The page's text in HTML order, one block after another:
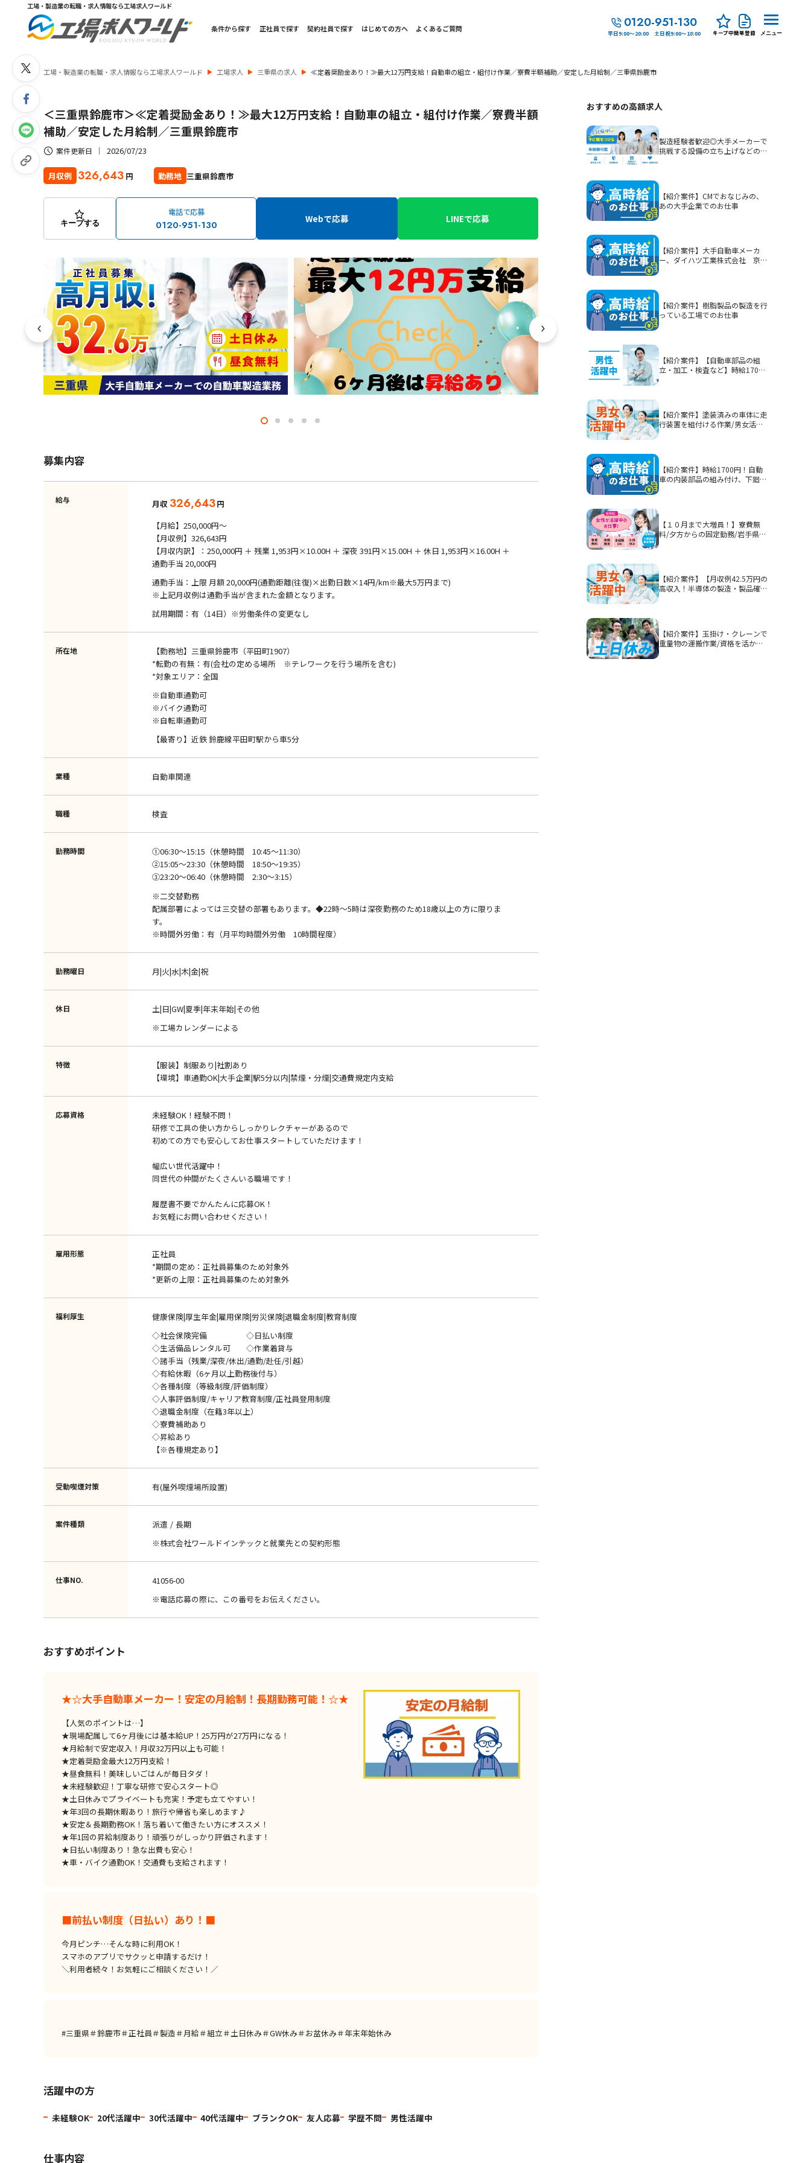
工場・製造業の転職・求人情報なら工場求人ワールド
条件から探す 正社員で探す 契約社員で探す はじめての方へ よくあるご質問 0120-951-130
平日9:00～20:00 土日祝9:00～18:00 キープ中簡単登録 メニュー
工場・製造業の転職・求人情報なら工場求人ワールド 工場求人 三重県の求人 ≪定着奨励金あり！≫最大12万円支給！自動車の組立・組付け作業／寮費半額補助／安定した月給制／三重県鈴鹿市
＜三重県鈴鹿市＞≪定着奨励金あり！≫最大12万円支給！自動車の組立・組付け作業／寮費半額
補助／安定した月給制／三重県鈴鹿市
案件更新日 2026/07/23
月収例 326,643 円 勤務地 三重県鈴鹿市
キープする
電話で応募
0120-951-130 Webで応募 LINEで応募
募集内容
給与 月収 326,643円
【月給】250,000円～
【月収例】326,643円
【月収内訳】：250,000円 ＋ 残業 1,953円×10.00H ＋ 深夜 391円×15.00H ＋ 休日 1,953円×16.00H ＋
通勤手当 20,000円
通勤手当：上限 月額 20,000円(通勤距離(往復)×出勤日数×14円/km※最大5万円まで)
※上記月収例は通勤手当が含まれた金額となります。
試用期間：有（14日）※労働条件の変更なし
所在地
【勤務地】三重県鈴鹿市（平田町1907）
*転勤の有無：有(会社の定める場所 ※テレワークを行う場所を含む)
*対象エリア：全国
※自動車通勤可
※バイク通勤可
※自転車通勤可
【最寄り】近鉄 鈴鹿線平田町駅から車5分
業種 自動車関連
職種 検査
勤務時間
①06:30～15:15（休憩時間 10:45～11:30）
②15:05～23:30（休憩時間 18:50～19:35）
③23:20～06:40（休憩時間 2:30～3:15）
※二交替勤務
配属部署によっては三交替の部署もあります。◆22時～5時は深夜勤務のため18歳以上の方に限りま
す。
※時間外労働：有（月平均時間外労働 10時間程度）
勤務曜日 月|火|水|木|金|祝
休日
土|日|GW|夏季|年末年始|その他
※工場カレンダーによる
特徴
【服装】制服あり|社割あり
【環境】車通勤OK|大手企業|駅5分以内|禁煙・分煙|交通費規定内支給
応募資格
未経験OK！経験不問！
研修で工具の使い方からしっかりレクチャーがあるので
初めての方でも安心してお仕事スタートしていただけます！
幅広い世代活躍中！
同世代の仲間がたくさんいる職場です！
履歴書不要でかんたんに応募OK！
お気軽にお問い合わせください！
雇用形態
正社員
*期間の定め：正社員募集のため対象外
*更新の上限：正社員募集のため対象外
福利厚生
健康保険|厚生年金|雇用保険|労災保険|退職金制度|教育制度
◇社会保険完備 ◇日払い制度
◇生活備品レンタル可 ◇作業着貸与
◇諸手当（残業/深夜/休出/通勤/赴任/引越）
◇有給休暇（6ヶ月以上勤務後付与）
◇各種制度（等級制度/評価制度）
◇人事評価制度/キャリア教育制度/正社員登用制度
◇退職金制度（在籍3年以上）
◇寮費補助あり
◇昇給あり
【※各種規定あり】
受動喫煙対策 有(屋外喫煙場所設置)
案件種類 派遣
長期
※株式会社ワールドインテックと就業先との契約形態
仕事NO.
41056-00
※電話応募の際に、この番号をお伝えください。
おすすめポイント
★☆大手自動車メーカー！安定の月給制！長期勤務可能！☆★
【人気のポイントは…】
★現場配属して6ヶ月後には基本給UP！25万円が27万円になる！
★月給制で安定収入！月収32万円以上も可能！
★定着奨励金最大12万円支給！
★昼食無料！美味しいごはんが毎日タダ！
★未経験歓迎！丁寧な研修で安心スタート◎
★土日休みでプライベートも充実！予定も立てやすい！
★年3回の長期休暇あり！旅行や帰省も楽しめます♪
★安定＆長期勤務OK！落ち着いて働きたい方にオススメ！
★年1回の昇給制度あり！頑張りがしっかり評価されます！
★日払い制度あり！急な出費も安心！
★車・バイク通勤OK！交通費も支給されます！
■前払い制度（日払い）あり！■
今月ピンチ…そんな時に利用OK！
スマホのアプリでサクッと申請するだけ！
＼利用者続々！お気軽にご相談ください！／
#三重県＃鈴鹿市＃正社員＃製造＃月給＃組立＃土日休み＃GW休み＃お盆休み＃年末年始休み
活躍中の方
未経験OK 20代活躍中 30代活躍中 40代活躍中 ブランクOK 友人応募 学歴不問 男性活躍中
仕事内容
おすすめの高額求人
製造経験者歓迎◎大手メーカーで
挑戦する設備の立ち上げなどの生
【紹介案件】CMでおなじみの、
あの大手企業でのお仕事
【紹介案件】大手自動車メーカ
ー、ダイハツ工業株式会社 京都
【紹介案件】樹脂製品の製造を行
っている工場でのお仕事
【紹介案件】【自動車部品の組
立・加工・検査など】時給1700
【紹介案件】塗装済みの車体に走
行装置を組付ける作業/男女活躍
【紹介案件】時給1700円！自動
車の内装部品の組み付け、下廻り
【１０月まで大増員！】寮費無
料/夕方からの固定勤務/岩手県釜
【紹介案件】【月収例42.5万円の
高収入！半導体の製造・製品確
躍【紹介案件】玉掛け・クレーンで
重量物の運搬作業/資格を活かし